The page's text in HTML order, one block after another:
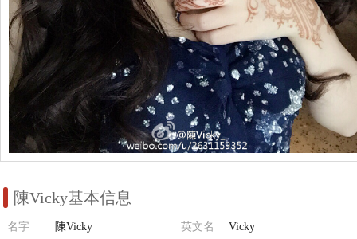
陳Vicky基本信息
名字 陳Vicky 英文名
Vicky